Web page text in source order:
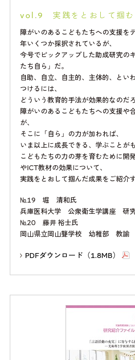
vol.9 実践をとおして掴む
障がいのあるこどもたちへの支援を
年いくつか採択されているが、
今号でピックアップした助成研究の
たち自ら」だ。
自助、自立、自主的、主体的、とい
つけるには、
どういう教育的手法が効果的なのだろ
障がいのあるこどもたちへの支援や
が、
そこに「自ら」の力が加われば、
いま以上に成長できる、学ぶことが
こどもたちの力の芽を育むために開
やICT教材の効果について、
実践をとおして掴んだ成果をご紹介す
№19 堀 清和氏
兵庫医科大学 公衆衛生学講座 研
№20 藤井 裕士氏
岡山県立岡山聾学校 幼稚部 教諭
PDFダウンロード（1.8MB）